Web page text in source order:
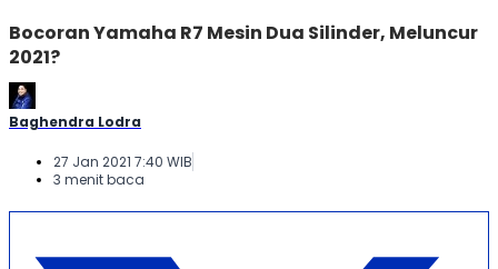
Bocoran Yamaha R7 Mesin Dua Silinder, Meluncur
2021?
Baghendra Lodra
27 Jan 2021 7:40 WIB
3 menit baca